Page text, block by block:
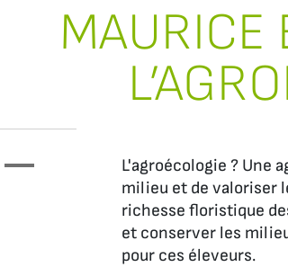
MAURICE
L'agroécologie ? Une
milieu et de valoriser
richesse floristique
et conserver les
pour ces éleveurs.